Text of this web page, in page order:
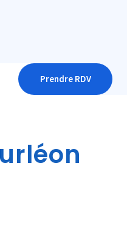
Prendre RDV